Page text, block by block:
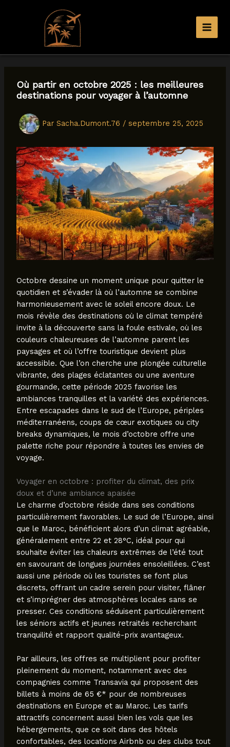
Aller
contenuOù partir en octobre 2025 : les meilleures
destinations pour voyager à l’automne
Par Sacha.Dumont.76 / septembre 25, 2025
Octobre dessine un moment unique pour quitter le
quotidien et s’évader là où l’automne se combine
harmonieusement avec le soleil encore doux. Le
mois révèle des destinations où le climat tempéré
invite à la découverte sans la foule estivale, où les
couleurs chaleureuses de l’automne parent les
paysages et où l’offre touristique devient plus
accessible. Que l’on cherche une plongée culturelle
vibrante, des plages éclatantes ou une aventure
gourmande, cette période 2025 favorise les
ambiances tranquilles et la variété des expériences.
Entre escapades dans le sud de l’Europe, périples
méditerranéens, coups de cœur exotiques ou city
breaks dynamiques, le mois d’octobre offre une
palette riche pour répondre à toutes les envies de
voyage.
Voyager en octobre : profiter du climat, des prix
doux et d’une ambiance apaisée
Le charme d’octobre réside dans ses conditions
particulièrement favorables. Le sud de l’Europe, ainsi
que le Maroc, bénéficient alors d’un climat agréable,
généralement entre 22 et 28°C, idéal pour qui
souhaite éviter les chaleurs extrêmes de l’été tout
en savourant de longues journées ensoleillées. C’est
aussi une période où les touristes se font plus
discrets, offrant un cadre serein pour visiter, flâner
et s’imprégner des atmosphères locales sans se
presser. Ces conditions séduisent particulièrement
les séniors actifs et jeunes retraités recherchant
tranquilité et rapport qualité-prix avantageux.
Par ailleurs, les offres se multiplient pour profiter
pleinement du moment, notamment avec des
compagnies comme Transavia qui proposent des
billets à moins de 65 €* pour de nombreuses
destinations en Europe et au Maroc. Les tarifs
attractifs concernent aussi bien les vols que les
hébergements, que ce soit dans des hôtels
confortables, des locations Airbnb ou des clubs tout